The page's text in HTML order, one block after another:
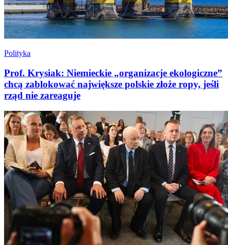
Polityka
Prof. Krysiak: Niemieckie „organizacje ekologiczne”
chcą zablokować największe polskie złoże ropy, jeśli
rząd nie zareaguje